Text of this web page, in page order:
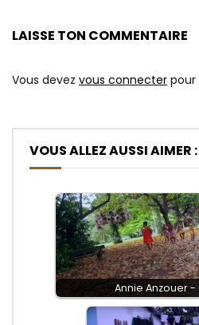
LAISSE TON COMMENTAIRE
Vous devez vous connecter pour
VOUS ALLEZ AUSSI AIMER :
Annie Anzouer -